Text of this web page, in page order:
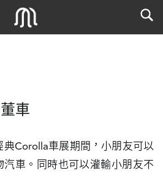
車
Corolla車展期間，小朋友可以
車。同時也可以灌輸小朋友不